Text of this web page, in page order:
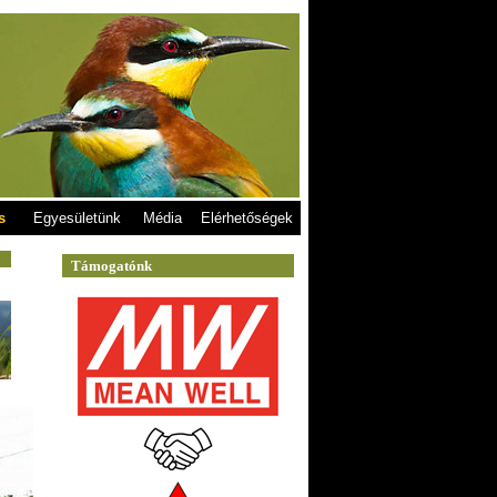
Egyesületünk Média Elérhetőségek